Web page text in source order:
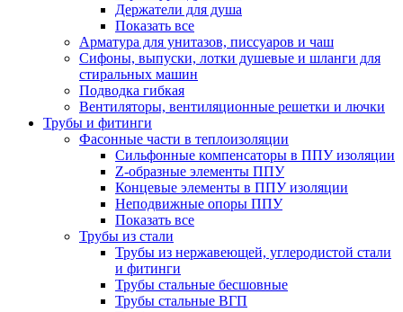
Держатели для душа
Показать все
Арматура для унитазов, писсуаров и чаш
Сифоны, выпуски, лотки душевые и шланги для
стиральных машин
Подводка гибкая
Вентиляторы, вентиляционные решетки и лючки
Трубы и фитинги
Фасонные части в теплоизоляции
Cильфонные компенсаторы в ППУ изоляции
Z-образные элементы ППУ
Концевые элементы в ППУ изоляции
Неподвижные опоры ППУ
Показать все
Трубы из стали
Трубы из нержавеющей, углеродистой стали
и фитинги
Трубы стальные бесшовные
Трубы стальные ВГП